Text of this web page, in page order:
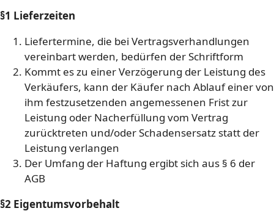
§1 Lieferzeiten
Liefertermine, die bei Vertragsverhandlungen
vereinbart werden, bedürfen der Schriftform
Kommt es zu einer Verzögerung der Leistung des
Verkäufers, kann der Käufer nach Ablauf einer von
ihm festzusetzenden angemessenen Frist zur
Leistung oder Nacherfüllung vom Vertrag
zurücktreten und/oder Schadensersatz statt der
Leistung verlangen
Der Umfang der Haftung ergibt sich aus § 6 der
AGB
§2 Eigentumsvorbehalt